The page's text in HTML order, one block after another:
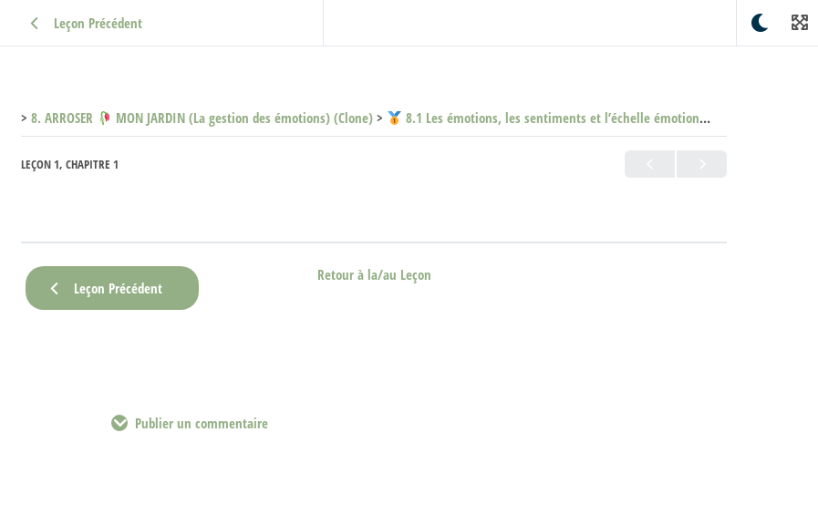
Leçon Précédent
8. ARROSER MON JARDIN (La gestion des émotions) (Clone) 8.1 Les émotions, les sentiments et l’échelle émotionnelle (Clone)
LEÇON 1, CHAPITRE 1
Leçon Précédent
Retour à la/au Leçon
Publier un commentaire